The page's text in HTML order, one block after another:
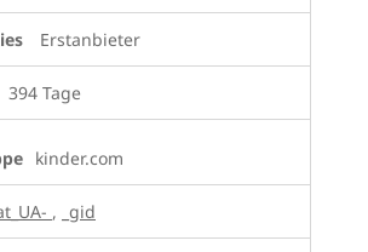
Erstanbieter
394 Tage
kinder.com
, _gid